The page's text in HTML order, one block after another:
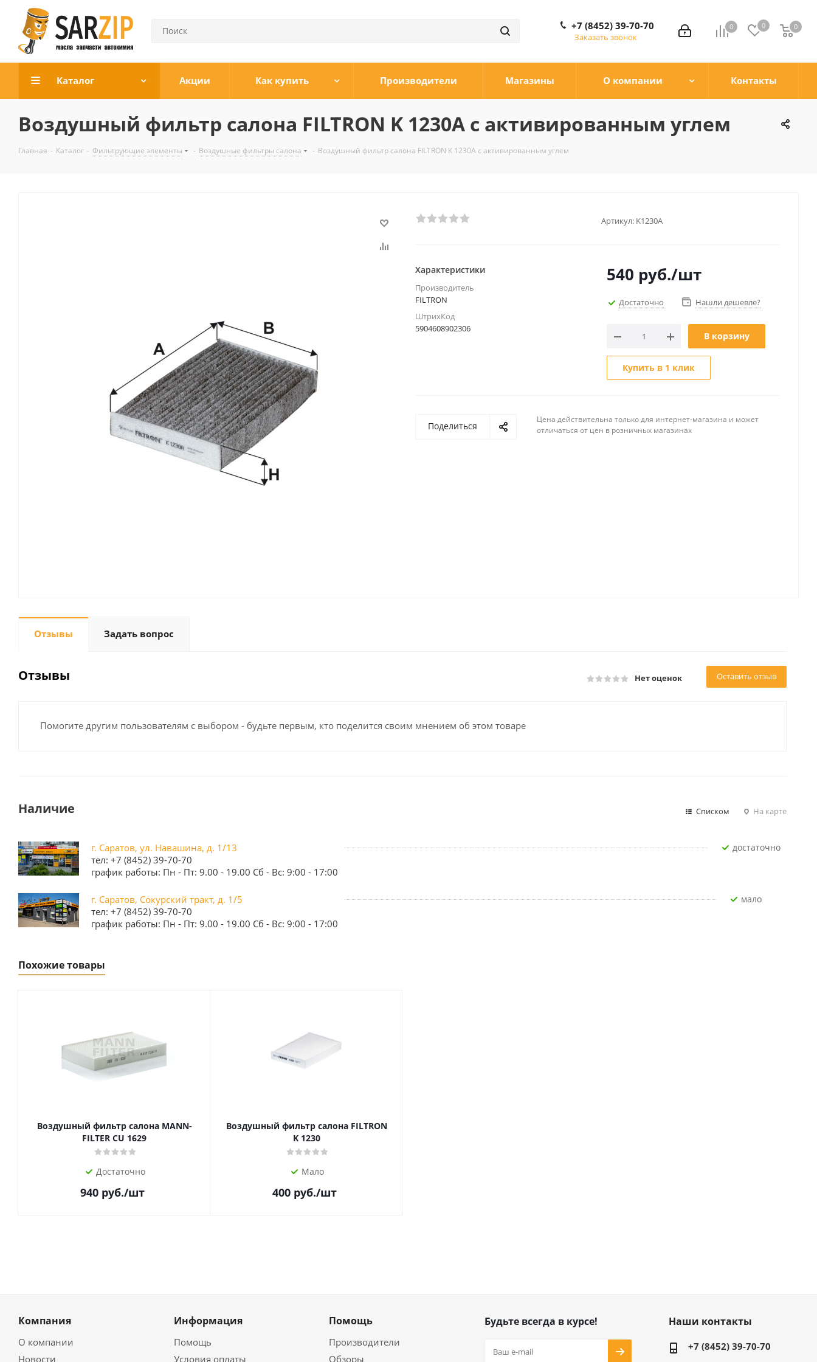
0 0 0
0
+7 (8452) 39-70-70
Заказать звонок
Каталог Акции Как купить Производители Магазины О компании Контакты
Воздушный фильтр салона FILTRON K 1230A с активированным углем
Главная - Каталог - Фильтрующие элементы - Воздушные фильтры салона - Воздушный фильтр салона FILTRON K 1230A с активированным углем
Артикул: K1230A
Характеристики
Производитель
FILTRON
ШтрихКод
5904608902306
540 руб./шт
Достаточно Нашли дешевле?
В корзину
Купить в 1 клик
Поделиться
Цена действительна только для интернет-магазина и может
отличаться от цен в розничных магазинах
Отзывы Задать вопрос
Отзывы Нет оценок Оставить отзыв
Помогите другим пользователям с выбором - будьте первым, кто поделится своим мнением об этом товаре
Наличие Списком На карте
г. Саратов, ул. Навашина, д. 1/13
тел: +7 (8452) 39-70-70
график работы: Пн - Пт: 9.00 - 19.00 Сб - Вс: 9:00 - 17:00
Достаточно
г. Саратов, Сокурский тракт, д. 1/5
тел: +7 (8452) 39-70-70
график работы: Пн - Пт: 9.00 - 19.00 Сб - Вс: 9:00 - 17:00
Мало
Похожие товары
Воздушный фильтр салона MANN-
FILTER CU 1629
Достаточно
940руб./шт
Воздушный фильтр салона FILTRON
K 1230
Мало
400руб./шт
Компания
О компании
Новости
Информация
Помощь
Условия оплаты
Помощь
Производители
Обзоры
Будьте всегда в курсе! Наши контакты
+7 (8452) 39-70-70